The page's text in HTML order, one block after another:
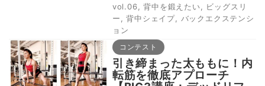
vol.06 ,背中を鍛えたい
ビッグスリ
ー ,背中シェイプ, バックエクステンシ
ョン
コンテスト
引き締まった太ももに！内
転筋を徹底アプローチ